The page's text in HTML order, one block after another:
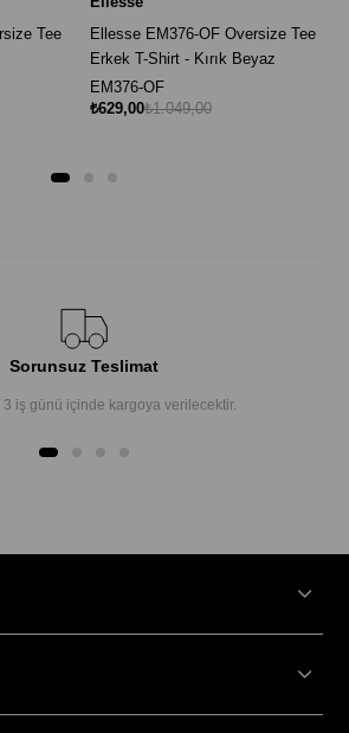
Tee
Ellesse EM376-OF Oversize Tee
Erkek T-Shirt - Kırık Beyaz
EM376-OF
₺629,00₺1.049,00
Sorunsuz Teslimat
iş günü içinde kargoya verilecektir.